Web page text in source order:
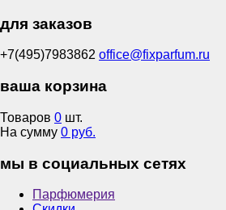
для заказов
+7(495)7983862 office@fixparfum.ru
ваша корзина
Товаров 0 шт.
На сумму 0 руб.
мы в социальных сетях
Парфюмерия